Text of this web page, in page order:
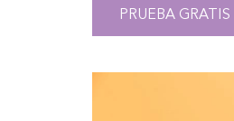
PRUEBA GRATIS